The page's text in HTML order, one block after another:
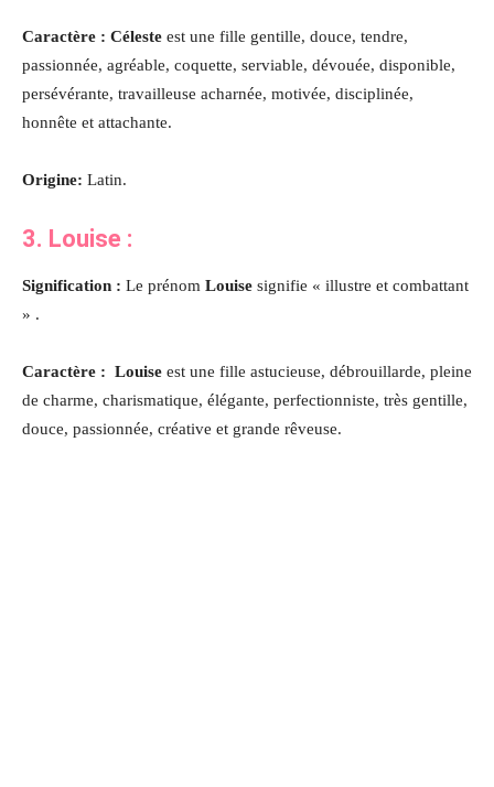
Caractère : Céleste est une fille gentille, douce, tendre,
passionnée, agréable, coquette, serviable, dévouée, disponible,
persévérante, travailleuse acharnée, motivée, disciplinée,
honnête et attachante.
Origine: Latin.
3. Louise :
Signification : Le prénom Louise signifie « illustre et combattant
» .
Caractère : Louise est une fille astucieuse, débrouillarde, pleine
de charme, charismatique, élégante, perfectionniste, très gentille,
douce, passionnée, créative et grande rêveuse.